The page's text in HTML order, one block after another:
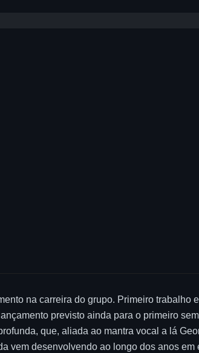
na carreira do grupo. Primeiro trabalho
previsto ainda para o primeiro
que, aliada ao mantra vocal a lá
vem desenvolvendo ao longo dos anos em